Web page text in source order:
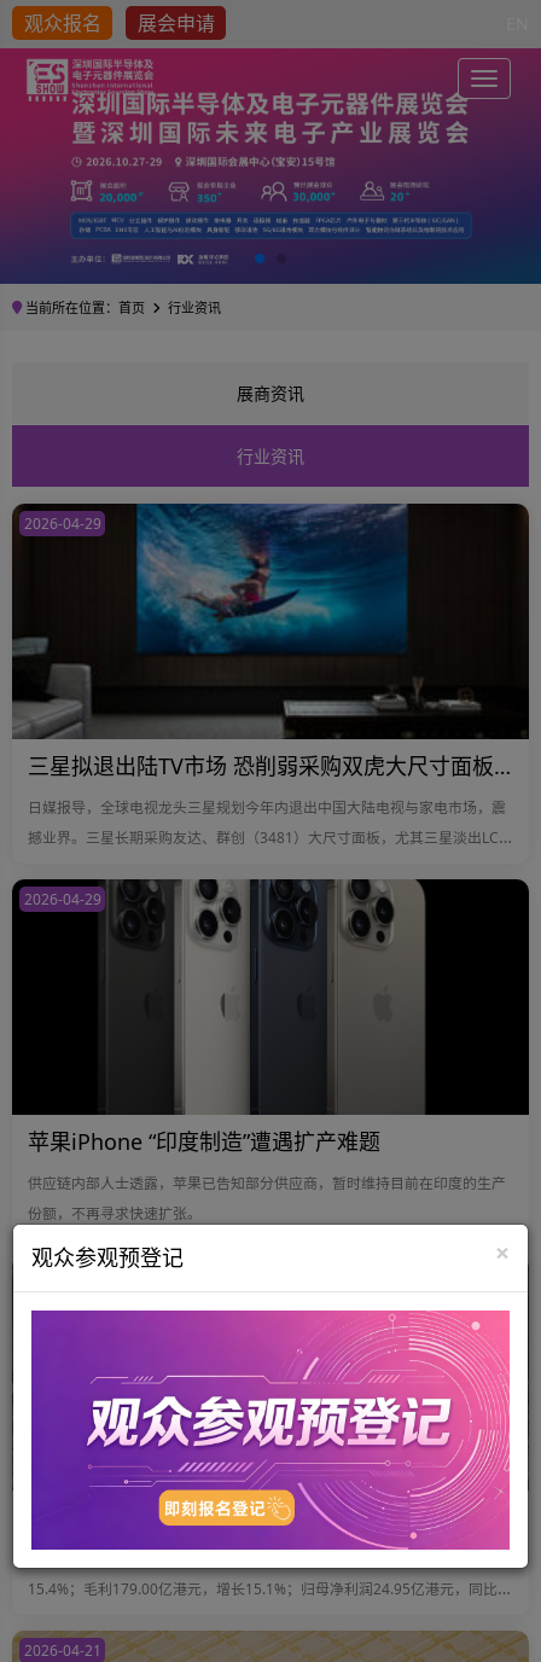
观众报名 展会申请
当前所在位置： 首页 行业资讯
展商资讯
行业资讯
三星拟退出陆TV市场 恐削弱采购双虎大尺寸面板力道
日媒报导，全球电视龙头三星规划今年内退出中国大陆电视与家电市场，震
撼业界。三星长期采购友达、群创（3481）大尺寸面板，尤其三星淡出LCD
（2409）、群创主力大尺寸面板出货。
2026-04-29
苹果iPhone “印度制造”遭遇扩产难题
供应链内部人士透露，苹果已告知部分供应商，暂时维持目前在印度的生产
份额，不再寻求快速扩张。
2026-04-29
TCL电子收入破千亿，毛利同比增长15.1%
15.4%；毛利179.00亿港元，增长15.1%；归母净利润24.95亿港元，同比大
2026-04-29
2026-04-21
×
观众参观预登记